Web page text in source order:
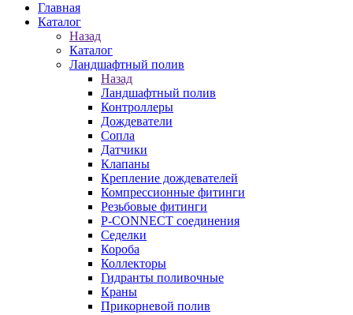
Главная
Каталог
Назад
Каталог
Ландшафтный полив
Назад
Ландшафтный полив
Контроллеры
Дождеватели
Сопла
Датчики
Клапаны
Крепление дождевателей
Компрессионные фитинги
Резьбовые фитинги
P-CONNECT соединения
Седелки
Короба
Коллекторы
Гидранты поливочные
Краны
Прикорневой полив